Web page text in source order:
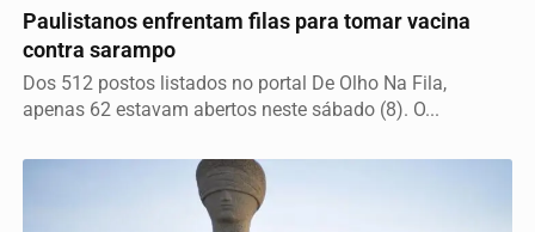
Paulistanos enfrentam filas para tomar vacina
contra sarampo
Dos 512 postos listados no portal De Olho Na Fila,
apenas 62 estavam abertos neste sábado (8). O...